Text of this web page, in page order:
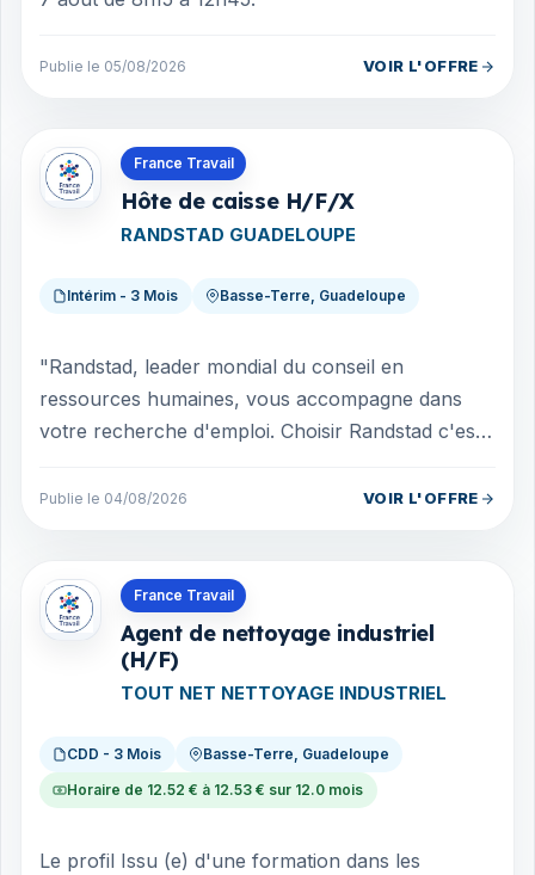
Publie le 05/08/2026 VOIR L'OFFRE
France Travail
Hôte de caisse H/F/X
RANDSTAD GUADELOUPE
Intérim - 3 Mois Basse-Terre, Guadeloupe
"Randstad, leader mondial du conseil en
ressources humaines, vous accompagne dans
votre recherche d'emploi. Choisir Randstad c'est
Publie le 04/08/2026 VOIR L'OFFRE
Offres en Guadeloupe
France Travail
Agent de nettoyage industriel
(H/F)
TOUT NET NETTOYAGE INDUSTRIEL
CDD - 3 Mois Basse-Terre, Guadeloupe
Horaire de 12.52 € à 12.53 € sur 12.0 mois
Le profil Issu (e) d'une formation dans les
Offres en Guadeloupe